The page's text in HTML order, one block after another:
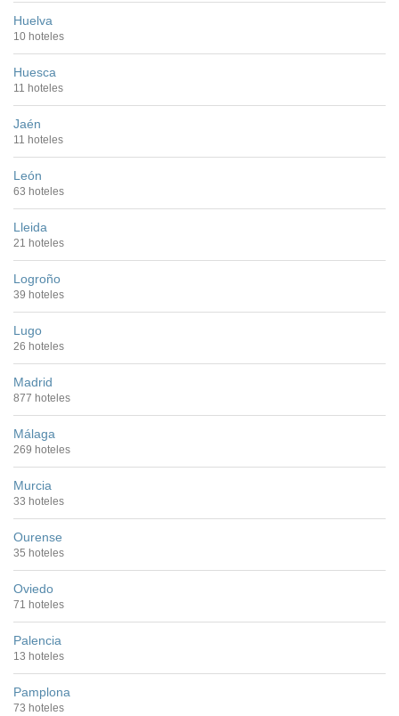
Huelva
10 hoteles
Huesca
11 hoteles
Jaén
11 hoteles
León
63 hoteles
Lleida
21 hoteles
Logroño
39 hoteles
Lugo
26 hoteles
Madrid
877 hoteles
Málaga
269 hoteles
Murcia
33 hoteles
Ourense
35 hoteles
Oviedo
71 hoteles
Palencia
13 hoteles
Pamplona
73 hoteles